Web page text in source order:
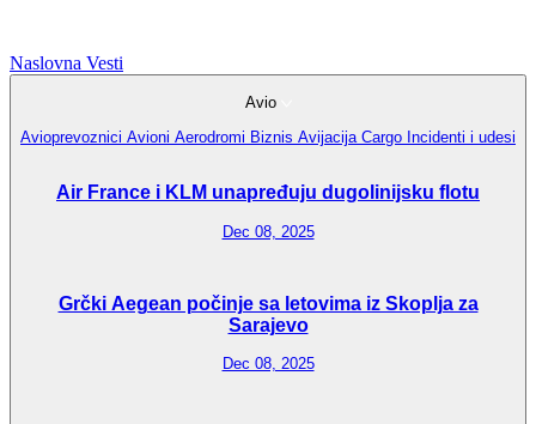
Naslovna Vesti
Avio
Avioprevoznici Avioni Aerodromi Biznis Avijacija Cargo Incidenti i udesi
Air France i KLM unapređuju dugolinijsku flotu
Dec 08, 2025
Grčki Aegean počinje sa letovima iz Skoplja za
Sarajevo
Dec 08, 2025